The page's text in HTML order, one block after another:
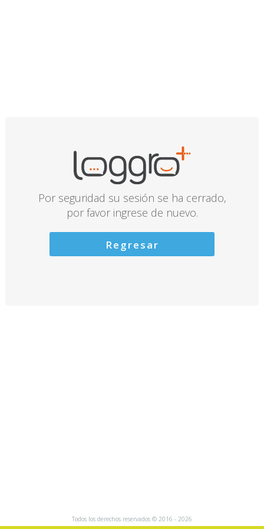
Por seguridad su sesión se ha cerrado,
por favor ingrese de nuevo.
Regresar
Todos los derechos reservados © 2016 - 2026